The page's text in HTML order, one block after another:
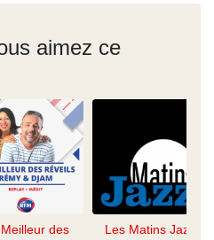
aimez ce
des
Les Matins Jazz